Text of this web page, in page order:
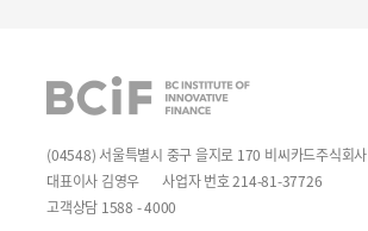
BCIF
(04548) 서울특별시 중구 을지로 170 비씨카드주식회사
대표이사 김영우
사업자 번호 214-81-37726
고객상담 1588 - 4000